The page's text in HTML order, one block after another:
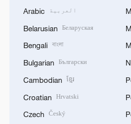
Arabic العربية
Belarusian Беларуская
Bengali বাংলা
Bulgarian Български
Cambodian ខ្មែរ
Croatian Hrvatski
Czech Český